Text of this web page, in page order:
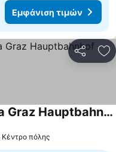
Εμφάνιση τιμών
Austria Trend Hotel Europa Graz Hauptbahnhof
Κέντρο πόλης